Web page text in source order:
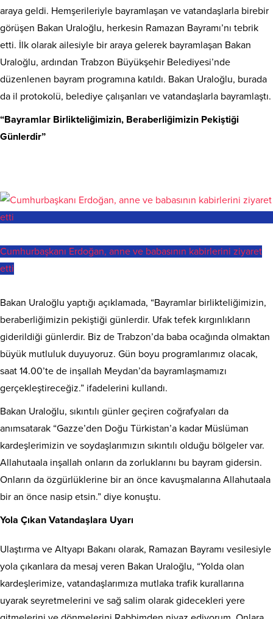
araya geldi. Hemşerileriyle bayramlaşan ve vatandaşlarla birebir
görüşen Bakan Uraloğlu, herkesin Ramazan Bayramı’nı tebrik
etti. İlk olarak ailesiyle bir araya gelerek bayramlaşan Bakan
Uraloğlu, ardından Trabzon Büyükşehir Belediyesi’nde
düzenlenen bayram programına katıldı. Bakan Uraloğlu, burada
da il protokolü, belediye çalışanları ve vatandaşlarla bayramlaştı.
“Bayramlar Birlikteliğimizin, Beraberliğimizin Pekiştiği
Günlerdir”
Cumhurbaşkanı Erdoğan, anne ve babasının kabirlerini ziyaret
etti
Bakan Uraloğlu yaptığı açıklamada, “Bayramlar birlikteliğimizin,
beraberliğimizin pekiştiği günlerdir. Ufak tefek kırgınlıkların
giderildiği günlerdir. Biz de Trabzon’da baba ocağında olmaktan
büyük mutluluk duyuyoruz. Gün boyu programlarımız olacak,
saat 14.00’te de inşallah Meydan’da bayramlaşmamızı
gerçekleştireceğiz.” ifadelerini kullandı.
Bakan Uraloğlu, sıkıntılı günler geçiren coğrafyaları da
anımsatarak “Gazze’den Doğu Türkistan’a kadar Müslüman
kardeşlerimizin ve soydaşlarımızın sıkıntılı olduğu bölgeler var.
Allahutaala inşallah onların da zorluklarını bu bayram gidersin.
Onların da özgürlüklerine bir an önce kavuşmalarına Allahutaala
bir an önce nasip etsin.” diye konuştu.
Yola Çıkan Vatandaşlara Uyarı
Ulaştırma ve Altyapı Bakanı olarak, Ramazan Bayramı vesilesiyle
yola çıkanlara da mesaj veren Bakan Uraloğlu, “Yolda olan
kardeşlerimize, vatandaşlarımıza mutlaka trafik kurallarına
uyarak seyretmelerini ve sağ salim olarak gidecekleri yere